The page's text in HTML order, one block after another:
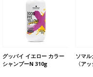
グッバイ イエロー カラー
シャンプーN 310g
ソマ
〈ア